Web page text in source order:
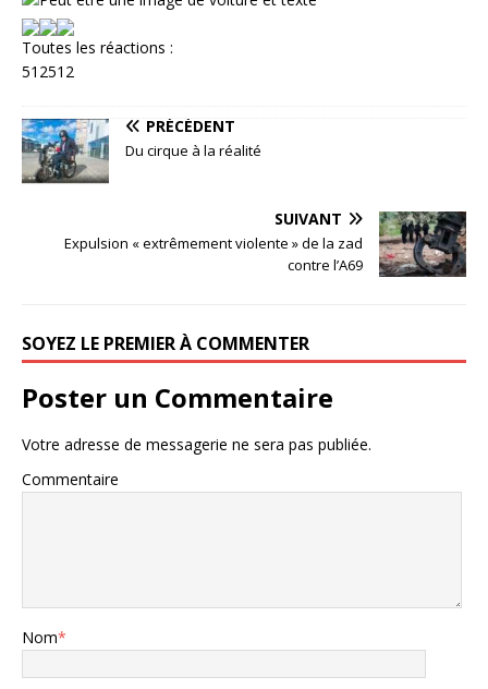
Toutes les réactions :
512512
PRÉCÉDENT
Du cirque à la réalité
SUIVANT
Expulsion « extrêmement violente » de la zad
contre l’A69
SOYEZ LE PREMIER À COMMENTER
Poster un Commentaire
Votre adresse de messagerie ne sera pas publiée.
Commentaire
Nom*